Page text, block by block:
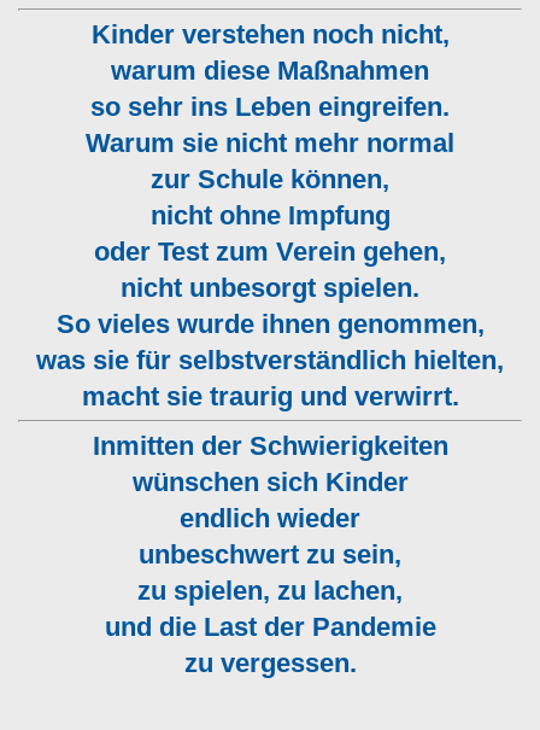
Kinder verstehen noch nicht,
warum diese Maßnahmen
so sehr ins Leben eingreifen.
Warum sie nicht mehr normal
zur Schule können,
nicht ohne Impfung
oder Test zum Verein gehen,
nicht unbesorgt spielen.
So vieles wurde ihnen genommen,
was sie für selbstverständlich hielten,
macht sie traurig und verwirrt.
Inmitten der Schwierigkeiten
wünschen sich Kinder
endlich wieder
unbeschwert zu sein,
zu spielen, zu lachen,
und die Last der Pandemie
zu vergessen.